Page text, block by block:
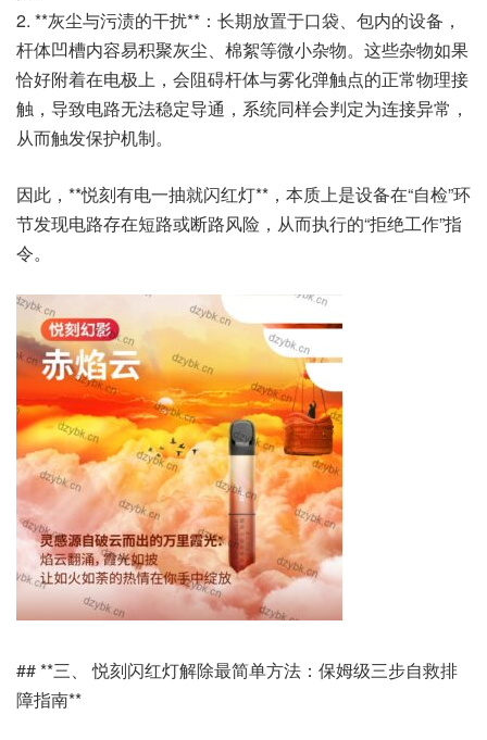
2. **灰尘与污渍的干扰**：长期放置于口袋、包内的设备，
杆体凹槽内容易积聚灰尘、棉絮等微小杂物。这些杂物如果
恰好附着在电极上，会阻碍杆体与雾化弹触点的正常物理接
触，导致电路无法稳定导通，系统同样会判定为连接异常，
从而触发保护机制。
因此，**悦刻有电一抽就闪红灯**，本质上是设备在“自检”环
节发现电路存在短路或断路风险，从而执行的“拒绝工作”指
令。
## **三、 悦刻闪红灯解除最简单方法：保姆级三步自救排
障指南**